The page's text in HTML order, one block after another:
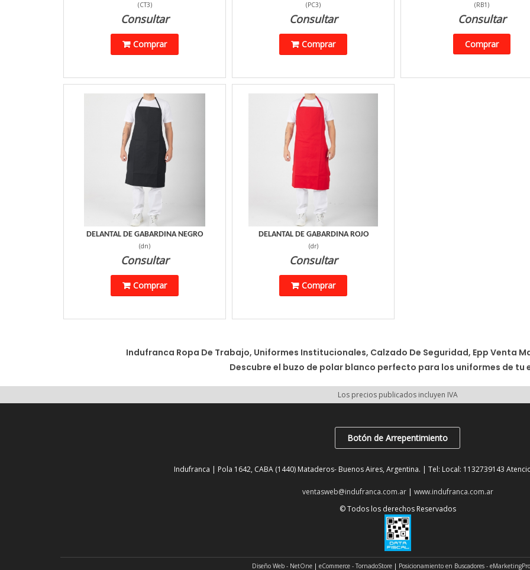
(CT3)
Consultar
Comprar
(PC3)
Consultar
Comprar
(RB1 )
Consultar
Comprar
DELANTAL DE GABARDINA NEGRO
(dn)
Consultar
Comprar
DELANTAL DE GABARDINA ROJO
(dr)
Consultar
Comprar
Indufranca Ropa De Trabajo, Uniformes Institucionales, Calzado De Seguridad, Epp Venta
Descubre el buzo de polar blanco perfecto para los uniformes de tu
Los precios publicados incluyen IVA
Botón de Arrepentimiento
Indufranca | Pola 1642, CABA (1440) Mataderos- Buenos Aires, Argentina. | Tel: Local: 1132739143
ventasweb@indufranca.com.ar| www.indufranca.com.ar
© Todos los derechos Reservados
Diseño Web - NetOne| eCommerce - TornadoStore| Posicionamiento en Buscadores - eMarketingPro